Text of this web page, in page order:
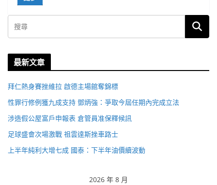
最新文章
拜仁熱身賽挫維拉 啟德主場館奪錦標
性罪行修例獲九成支持 鄧炳強：爭取今屆任期內完成立法
涉造假公屋富戶申報表 倉管員准保釋候訊
足球盛會次場激戰 祖雲達斯挫車路士
上半年純利大增七成 國泰：下半年油價續波動
2026 年 8 月